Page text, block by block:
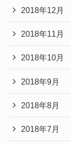
2018年12月
2018年11月
2018年10月
2018年9月
2018年8月
2018年7月